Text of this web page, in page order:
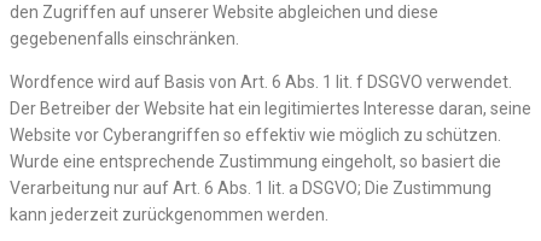
den Zugriffen auf unserer Website abgleichen und diese
gegebenenfalls einschränken.
Wordfence wird auf Basis von Art. 6 Abs. 1 lit. f DSGVO verwendet.
Der Betreiber der Website hat ein legitimiertes Interesse daran, seine
Website vor Cyberangriffen so effektiv wie möglich zu schützen.
Wurde eine entsprechende Zustimmung eingeholt, so basiert die
Verarbeitung nur auf Art. 6 Abs. 1 lit. a DSGVO; Die Zustimmung
kann jederzeit zurückgenommen werden.